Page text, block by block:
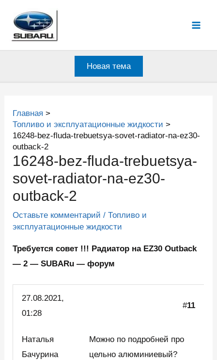
содержимому
Новая тема
Главная
Топливо и эксплуатационные жидкости
16248-bez-fluda-trebuetsya-sovet-radiator-na-ez30-
outback-2
16248-bez-fluda-trebuetsya-
sovet-radiator-na-ez30-
outback-2
Оставьте комментарий /Топливо и
эксплуатационные жидкости
Требуется совет !!! Радиатор на EZ30 Outback
— 2 — SUBARu — форум
27.08.2021,
01:28
#11
Наталья
Бачурина
Можно по подробней про
цельно алюминиевый?